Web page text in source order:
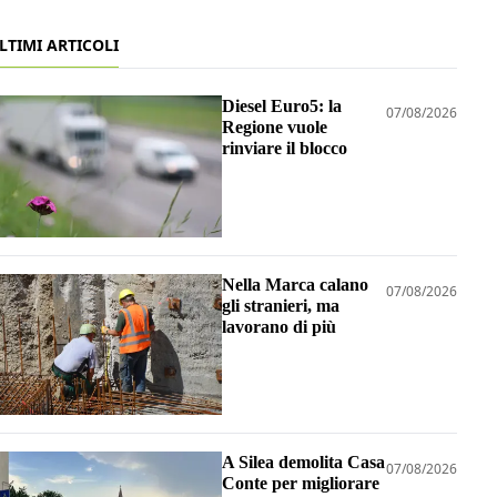
ARTICOLI
Diesel Euro5: la
Regione vuole
rinviare il blocco
07/08/2026
Nella Marca calano
gli stranieri, ma
lavorano di più
07/08/2026
A Silea demolita Casa
Conte per migliorare
07/08/2026